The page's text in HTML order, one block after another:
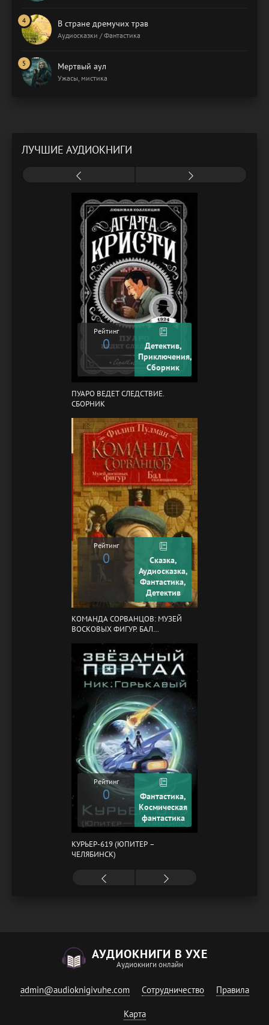
В стране дремучих трав
Аудиосказки / Фантастика
Мертвый аул
Ужасы, мистика
ЛУЧШИЕ АУДИОКНИГИ
Рейтинг
0
Детектив,
Приключения,
Сборник
ПУАРО ВЕДЕТ СЛЕДСТВИЕ.
СБОРНИК
Рейтинг
0
Сказка,
Аудиосказка,
Фантастика,
Детектив
КОМАНДА СОРВАНЦОВ: МУЗЕЙ
ВОСКОВЫХ ФИГУР. БАЛ
Рейтинг
0
Фантастика,
Космическая
фантастика
КУРЬЕР-619 (ЮПИТЕР –
ЧЕЛЯБИНСК)
АУДИОКНИГИ В УХЕ
Аудиокниги онлайн
admin@audioknigivuhe.com Сотрудничество Правила
Карта